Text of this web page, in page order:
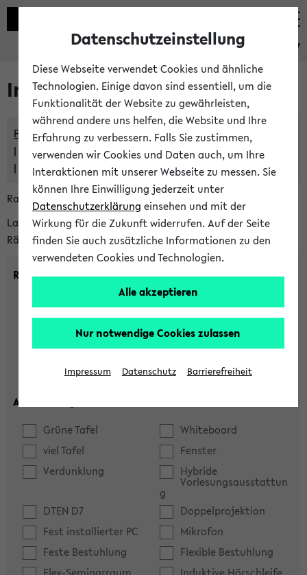
eKVV
Im eKVV verwaltete Räume
Freie Räume und Veranstaltungsüberschneidungen
Raumüberschneidungen
Hinweise der zentralen Raumvergabe
Raumanfragen:
raumvergabe@uni-bielefeld.de
Lassen Sie sich alle Räume anzeigen oder suchen Sie nach
Räumen mit bestimmten Eigenschaften:
Raumkriterien:
max. Plätze:
Ausstattung:
Grüne Tafel
Whiteboard
viel Tafel
Fenster
Verdunklung
Hybride
Vorlesungsausstattun
g
DTEN D7
Doppelprojektion
Fest installierter PC
Mikrofon
Feste Bestuhlung
Flexible Bestuhlung
Datenschutzeinstellung
Diese Webseite verwendet Cookies und ähnliche
Technologien. Einige davon sind essentiell, um die
Funktionalität der Website zu gewährleisten,
während andere uns helfen, die Website und Ihre
Erfahrung zu verbessern. Falls Sie zustimmen,
verwenden wir Cookies und Daten auch, um Ihre
Interaktionen mit unserer Webseite zu messen. Sie
können Ihre Einwilligung jederzeit unter
Datenschutzerklärung einsehen und mit der
Wirkung für die Zukunft widerrufen. Auf der Seite
finden Sie auch zusätzliche Informationen zu den
verwendeten Cookies und Technologien.
Alle akzeptieren
Nur notwendige Cookies zulassen
Impressum Datenschutz Barrierefreiheit